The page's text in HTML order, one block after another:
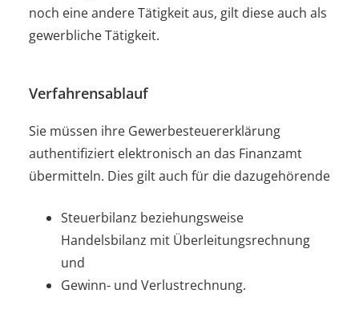
noch eine andere Tätigkeit aus, gilt diese auch als
gewerbliche Tätigkeit.
Verfahrensablauf
Sie müssen ihre Gewerbesteuererklärung
authentifiziert elektronisch an das Finanzamt
übermitteln. Dies gilt auch für die dazugehörende
Steuerbilanz beziehungsweise
Handelsbilanz mit Überleitungsrechnung
und
Gewinn- und Verlustrechnung.